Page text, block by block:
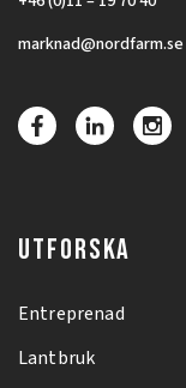
marknad@nordfarm.se
UTFORSKA
Entreprenad
Lantbruk